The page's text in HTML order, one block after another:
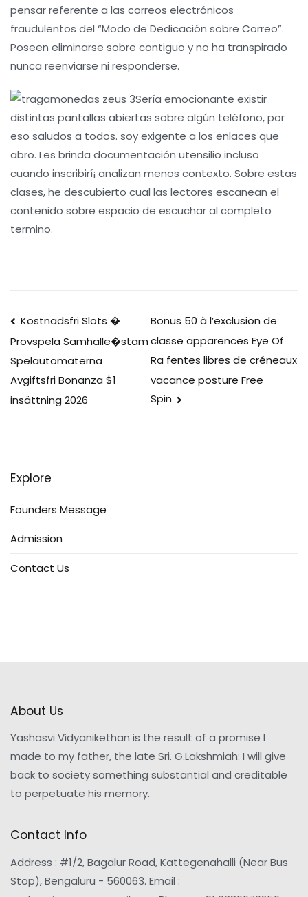
pensar referente a las correos electrónicos
fraudulentos del “Modo de Dedicación sobre Correo”.
Poseen eliminarse sobre contiguo y no ha transpirado
nunca reenviarse ni responderse.
Serí­a emocionante existir
distintas pantallas abiertas sobre algún teléfono, por
eso saludos a todos. soy exigente a los enlaces que
abro. Les brinda documentación utensilio incluso
cuando inscribirí¡ analizan menos contexto. Sobre estas
clases, he descubierto cual las lectores escanean el
contenido sobre espacio de escuchar al completo
termino.
Post
navigation
Kostnadsfri Slots �
Provspela Samhälle�stam
Spelautomaterna
Avgiftsfri Bonanza $1
insättning 2026
Bonus 50 à l’exclusion de
classe apparences Eye Of
Ra fentes libres de créneaux
vacance posture Free
Spin
Explore
Founders Message
Admission
Contact Us
About Us
Yashasvi Vidyanikethan is the result of a promise I
made to my father, the late Sri. G.Lakshmiah: I will give
back to society something substantial and creditable
to perpetuate his memory.
Contact Info
Address : #1/2, Bagalur Road, Kattegenahalli (Near Bus
Stop), Bengaluru - 560063. Email :